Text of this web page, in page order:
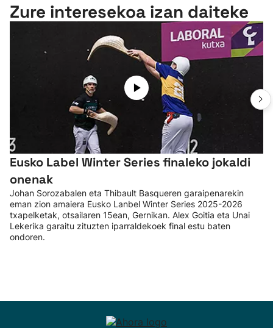
Zure interesekoa izan daiteke
Eusko Label Winter Series finaleko jokaldi
onenak
Johan Sorozabalen eta Thibault Basqueren garaipenarekin
eman zion amaiera Eusko Lanbel Winter Series 2025-2026
txapelketak, otsailaren 15ean, Gernikan. Alex Goitia eta Unai
Lekerika garaitu zituzten iparraldekoek final estu baten
ondoren.